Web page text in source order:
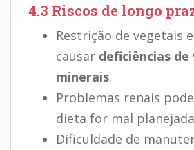
4.3 Riscos de longo
Restrição de vegetais
causar deficiências
minerais.
Problemas renais
dieta for mal
Dificuldade de